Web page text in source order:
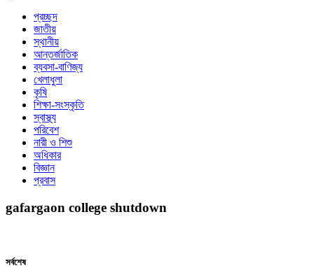
navigation
প্রচ্ছদ
জাতীয়
স্থানীয়
আন্তর্জাতিক
ব্যবসা-বাণিজ্য
খেলাধুলা
কৃষি
শিক্ষা-সংস্কৃতি
স্বাস্থ্য
পরিবেশ
নারী ও শিশু
অধিকার
বিজ্ঞান
প্রবাস
gafargaon college shutdown
সর্বশেষ